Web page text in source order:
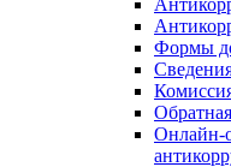
Формы
Онлайн-